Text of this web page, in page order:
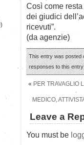
Così come
dei giudici
ricevuti”.
(da agenzie)
This entry was posted
responses to this
« PER TRAVAGLIO
MEDICO,
Leave a
You must be